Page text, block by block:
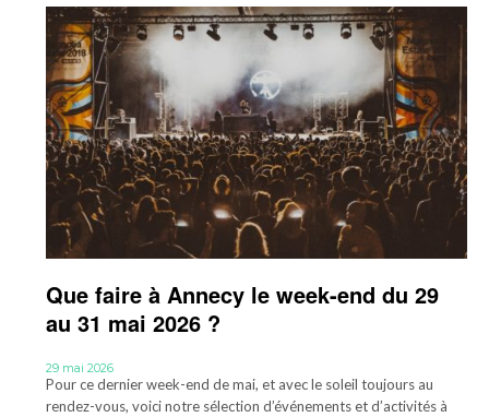
Que faire à Annecy le week-end du 29
au 31 mai 2026 ?
29 mai 2026
Pour ce dernier week-end de mai, et avec le soleil toujours au
rendez-vous, voici notre sélection d’événements et d’activités à